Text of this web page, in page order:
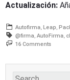
Actualización:
Autofirma Leap
@firma AutoFirma
16 Commentson
con
Search